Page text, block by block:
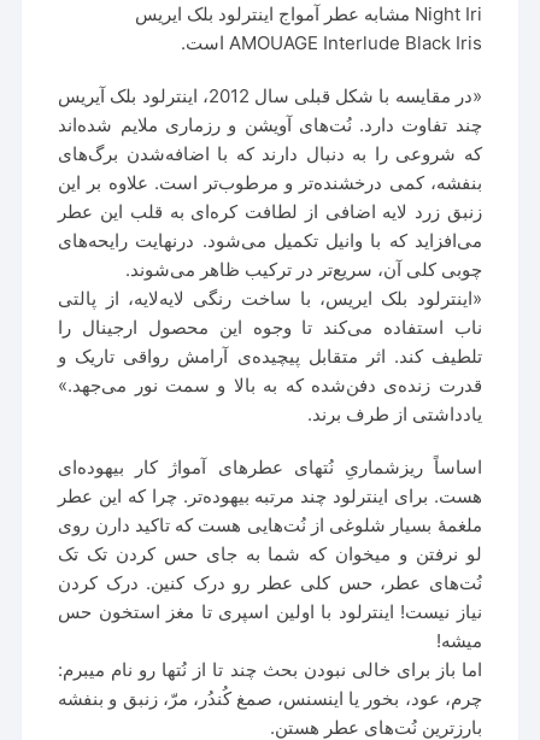
Night Iri مشابه عطر آمواج اینترلود بلک ایریس
AMOUAGE Interlude Black Iris است.
«در مقایسه با شکل قبلی سال 2012، اینترلود بلک آیریس
چند تفاوت دارد. نُت‌های آویشن و رزماری ملایم شده‌اند
که شروعی را به دنبال دارند که با اضافه‌شدن برگ‌های
بنفشه، کمی درخشنده‌تر و مرطوب‌تر است. علاوه بر این
زنبق زرد لایه‌ اضافی از لطافت کره‌ای به قلب این عطر
می‌افزاید که با وانیل تکمیل می‌شود. درنهایت رایحه‌های
چوبی کلی آن، سریع‌تر در ترکیب ظاهر می‌شوند.
«اینترلود بلک ایریس، با ساخت رنگی لایه‌لایه، از پالتی
ناب استفاده می‌کند تا وجوه این محصول ارجینال را
تلطیف کند. اثر متقابل پیچیده‌ی آرامش رواقی تاریک و
قدرت زنده‌ی دفن‌شده که به بالا و سمت نور می‌جهد.»
یادداشتی از طرف برند.
اساساً ریزشماریِ نُتهای عطرهای آمواژ کار بیهوده‌ای
هست. برای اینترلود چند مرتبه بیهوده‌تر. چرا که این عطر
ملغمۀ بسیار شلوغی از نُت‌هایی هست که تاکید دارن روی
لو نرفتن و میخوان که شما به جای حس کردن تک تک
نُت‌های عطر، حس کلی عطر رو درک کنین. درک کردن
نیاز نیست! اینترلود با اولین اسپری تا مغز استخون حس
میشه!
اما باز برای خالی نبودن بحث چند تا از نُتها رو نام میبرم:
چرم، عود، بخور یا اینسنس، صمغ کُندُر، مرّ، زنبق و بنفشه
بارزترین نُت‌های عطر هستن.